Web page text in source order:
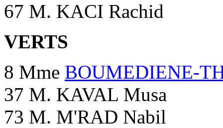
67 M. KACI Rachid
VERTS
8 Mme BOUMEDIENE-
37 M. KAVAL Musa
73 M. M'RAD Nabil